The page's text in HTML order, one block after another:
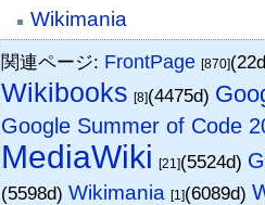
Wikimania
関連ページ: FrontPage [870]
Wikibooks [8](4475d)
Google Summer of Code
MediaWiki [21](5524d)
(5598d)Wikimania [1](6089d)